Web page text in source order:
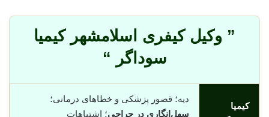
” وکیل کیفری اسلامشهر کیمیا
سوداگر “
کیمیا
دیه؛ قصور پزشکی و خطاهای درمانی؛
سهل‌انگاری در جراحی؛ اشتباهات